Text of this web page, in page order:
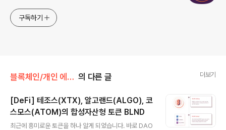
구독하기
블록체인/개인 에세이(dCRYPTO) 의 다른 글 더보기
[DeFi] 테조스(XTX), 알고랜드(ALGO), 코
스모스(ATOM)의 합성자산형 토큰 BLND
최근에 흥미로운 토큰을 하나 알게 되었습니다. 바로 DAO